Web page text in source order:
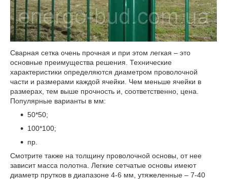
Сварная сетка очень прочная и при этом легкая – это
основные преимущества решения. Технические
характеристики определяются диаметром проволочной
части и размерами каждой ячейки. Чем меньше ячейки в
размерах, тем выше прочность и, соответственно, цена.
Популярные варианты в мм:
50*50;
100*100;
пр.
Смотрите также на толщину проволочной основы, от нее
зависит масса полотна. Легкие сетчатые основы имеют
диаметр прутков в диапазоне 4-6 мм, утяжеленные – 7-40